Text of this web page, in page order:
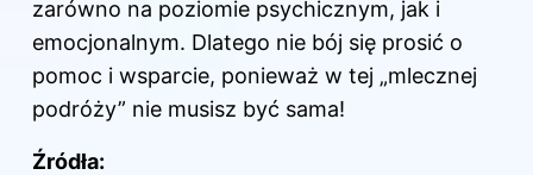
zarówno na poziomie psychicznym, jak i
emocjonalnym. Dlatego nie bój się prosić o
pomoc i wsparcie, ponieważ w tej „mlecznej
podróży” nie musisz być sama!
Źródła: